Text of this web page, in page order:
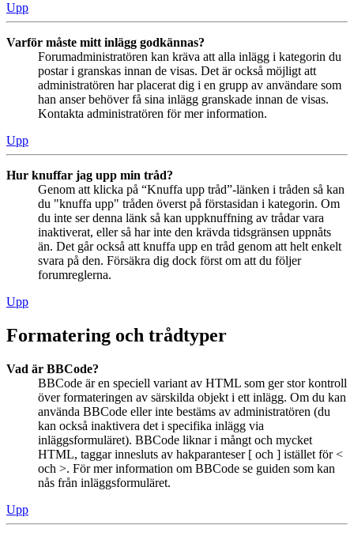
Upp
Varför måste mitt inlägg godkännas?
Forumadministratören kan kräva att alla inlägg i kategorin du
postar i granskas innan de visas. Det är också möjligt att
administratören har placerat dig i en grupp av användare som
han anser behöver få sina inlägg granskade innan de visas.
Kontakta administratören för mer information.
Upp
Hur knuffar jag upp min tråd?
Genom att klicka på “Knuffa upp tråd”-länken i tråden så kan
du "knuffa upp" tråden överst på förstasidan i kategorin. Om
du inte ser denna länk så kan uppknuffning av trådar vara
inaktiverat, eller så har inte den krävda tidsgränsen uppnåts
än. Det går också att knuffa upp en tråd genom att helt enkelt
svara på den. Försäkra dig dock först om att du följer
forumreglerna.
Upp
Formatering och trådtyper
Vad är BBCode?
BBCode är en speciell variant av HTML som ger stor kontroll
över formateringen av särskilda objekt i ett inlägg. Om du kan
använda BBCode eller inte bestäms av administratören (du
kan också inaktivera det i specifika inlägg via
inläggsformuläret). BBCode liknar i mångt och mycket
HTML, taggar innesluts av hakparanteser [ och ] istället för <
och >. För mer information om BBCode se guiden som kan
nås från inläggsformuläret.
Upp